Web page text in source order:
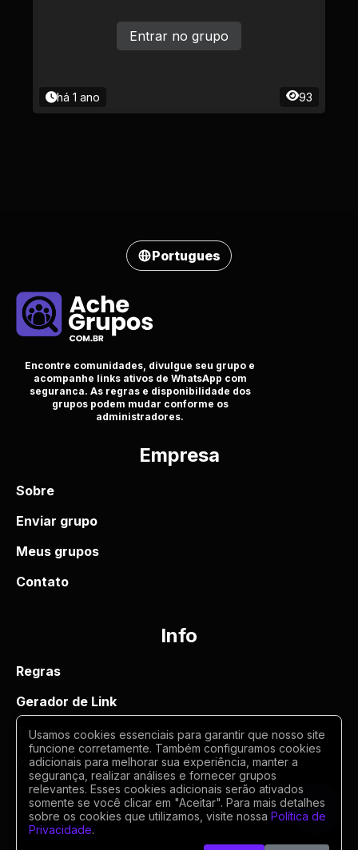
há 1 ano 93
Entrar no grupo
Portugues
Encontre comunidades, divulgue seu grupo e
acompanhe links ativos de WhatsApp com
seguranca. As regras e disponibilidade dos
grupos podem mudar conforme os
administradores.
Empresa
Sobre
Enviar grupo
Meus grupos
Contato
Info
Regras
Gerador de Link
Termos de uso
Politica de privacidade
Usamos cookies essenciais para garantir que nosso site
funcione corretamente. Também configuramos cookies
adicionais para melhorar sua experiência, manter a
segurança, realizar análises e fornecer grupos
relevantes. Esses cookies adicionais serão ativados
somente se você clicar em "Aceitar". Para mais detalhes
sobre os cookies que utilizamos, visite nossa Política de
Privacidade.